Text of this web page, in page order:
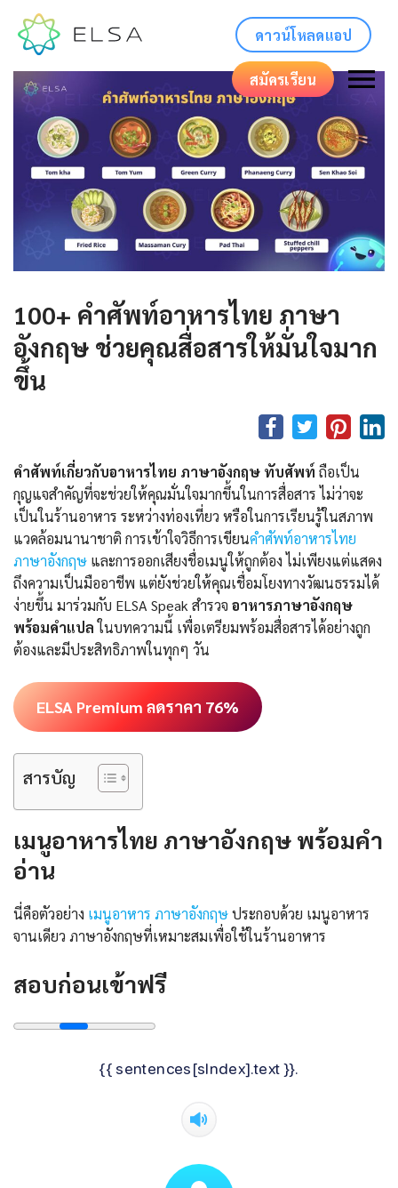
ดาวน์โหลดแอป
สมัครเรียน
100+ คําศัพท์อาหารไทย ภาษา
อังกฤษ ช่วยคุณสื่อสารให้มั่นใจมาก
ขึ้น
คำศัพท์เกี่ยวกับอาหารไทย ภาษาอังกฤษ ทับศัพท์ ถือเป็น
กุญแจสำคัญที่จะช่วยให้คุณมั่นใจมากขึ้นในการสื่อสาร ไม่ว่าจะ
เป็นในร้านอาหาร ระหว่างท่องเที่ยว หรือในการเรียนรู้ในสภาพ
แวดล้อมนานาชาติ การเข้าใจวิธีการเขียนคําศัพท์อาหารไทย
ภาษาอังกฤษ และการออกเสียงชื่อเมนูให้ถูกต้อง ไม่เพียงแต่แสดง
ถึงความเป็นมืออาชีพ แต่ยังช่วยให้คุณเชื่อมโยงทางวัฒนธรรมได้
ง่ายขึ้น มาร่วมกับ ELSA Speak สำรวจ อาหารภาษาอังกฤษ
พร้อมคำแปลในบทความนี้ เพื่อเตรียมพร้อมสื่อสารได้อย่างถูก
ต้องและมีประสิทธิภาพในทุกๆ วัน
ELSA Premium ลดราคา 76%
สารบัญ
เมนูอาหารไทย ภาษาอังกฤษ พร้อมคํา
อ่าน
นี่คือตัวอย่าง เมนูอาหาร ภาษาอังกฤษประกอบด้วย เมนูอาหาร
จานเดียว ภาษาอังกฤษที่เหมาะสมเพื่อใช้ในร้านอาหาร
สอบก่อนเข้าฟรี
{{ sentences[sIndex].text }}.